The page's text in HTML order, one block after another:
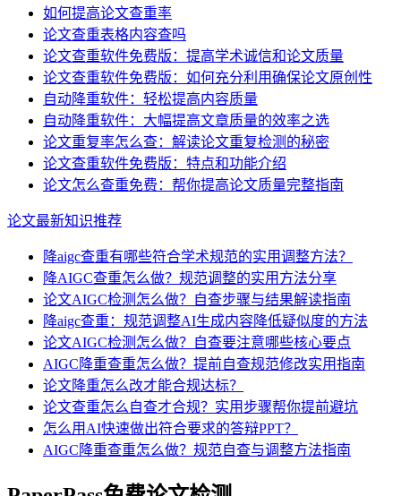
如何提高论文查重率
论文查重表格内容查吗
论文查重软件免费版：提高学术诚信和论文质量
论文查重软件免费版：如何充分利用确保论文原创性
自动降重软件：轻松提高内容质量
自动降重软件：大幅提高文章质量的效率之选
论文重复率怎么查：解读论文重复检测的秘密
论文查重软件免费版：特点和功能介绍
论文怎么查重免费：帮你提高论文质量完整指南
论文最新知识推荐
降aigc查重有哪些符合学术规范的实用调整方法？
降AIGC查重怎么做？规范调整的实用方法分享
论文AIGC检测怎么做？自查步骤与结果解读指南
降aigc查重：规范调整AI生成内容降低疑似度的方法
论文AIGC检测怎么做？自查要注意哪些核心要点
AIGC降重查重怎么做？提前自查规范修改实用指南
论文降重怎么改才能合规达标？
论文查重怎么自查才合规？实用步骤帮你提前避坑
怎么用AI快速做出符合要求的答辩PPT？
AIGC降重查重怎么做？规范自查与调整方法指南